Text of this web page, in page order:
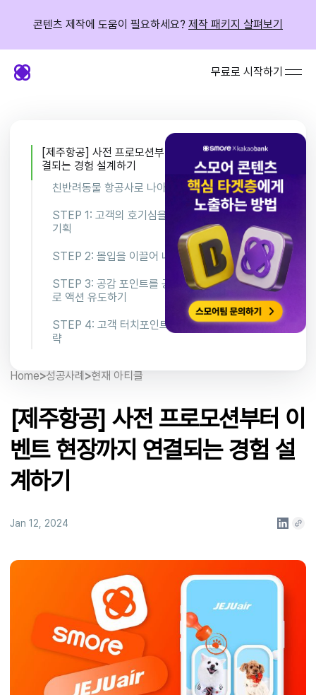
콘텐츠 제작에 도움이 필요하세요? 제작 패키지 살펴보기
무료로 시작하기
[제주항공] 사전 프로모션부터 이벤트 현장까지 연
결되는 경험 설계하기
친반려동물 항공사로 나아가는 , 제주항공
STEP 1: 고객의 호기심을 자극하는 테스트
기획
STEP 2: 몰입을 이끌어 내는 문제 설계
STEP 3: 공감 포인트를 공략한 결과 페이지
로 액션 유도하기
STEP 4: 고객 터치포인트를 고려한 배포 전
략
Home>성공사례 >현재 아티클
[제주항공] 사전 프로모션부터 이
벤트 현장까지 연결되는 경험 설
계하기
Jan 12, 2024